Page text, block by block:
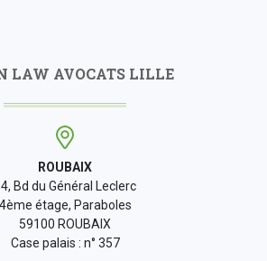
LAW AVOCATS LILLE
ROUBAIX
Bd du Général Leclerc
4ème étage, Paraboles
59100 ROUBAIX
Case palais : n° 357